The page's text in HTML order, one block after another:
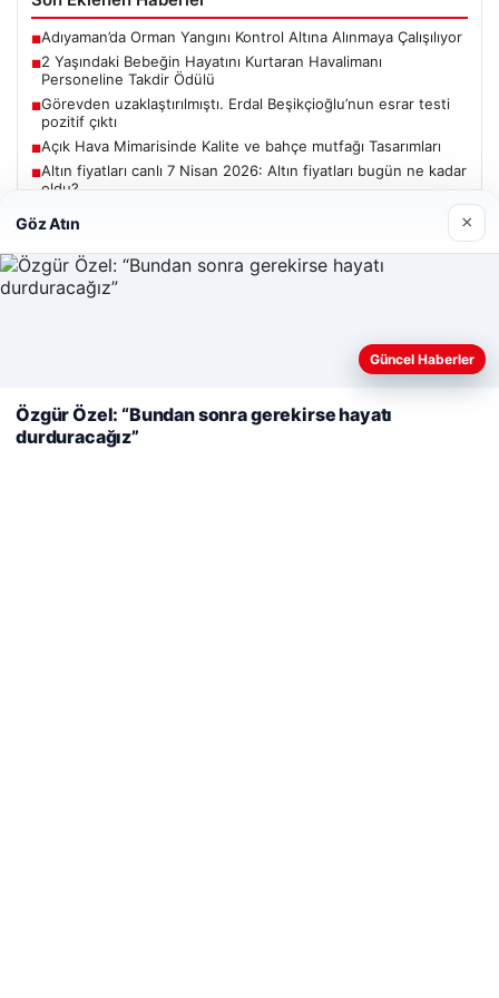
■Adıyaman’da Orman Yangını Kontrol Altına Alınmaya Çalışılıyor
■2 Yaşındaki Bebeğin Hayatını Kurtaran Havalimanı
Personeline Takdir Ödülü
■Görevden uzaklaştırılmıştı. Erdal Beşikçioğlu’nun esrar testi
pozitif çıktı
■Açık Hava Mimarisinde Kalite ve bahçe mutfağı Tasarımları
■Altın fiyatları canlı 7 Nisan 2026: Altın fiyatları bugün ne kadar
oldu?
Güncel
Adıyaman’da Orman Yangını Kontrol Altına Alınmaya
Çalışılıyor
Web sitemizi nasıl kullandığınızı daha iyi anlayabilmek,
kullanıyoruz. Çerez Politikamız
Reddet
Göz Atın ×
Güncel Haberler
Özgür Özel: “Bundan sonra gerekirse hayatı
durduracağız”